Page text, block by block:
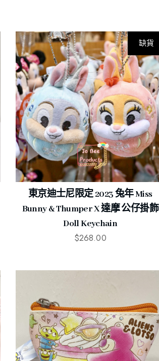
缺貨
東京迪士尼限定 2023 兔年 Miss
Bunny & Thumper X 達摩 公仔掛飾
Doll Keychain
$268.00